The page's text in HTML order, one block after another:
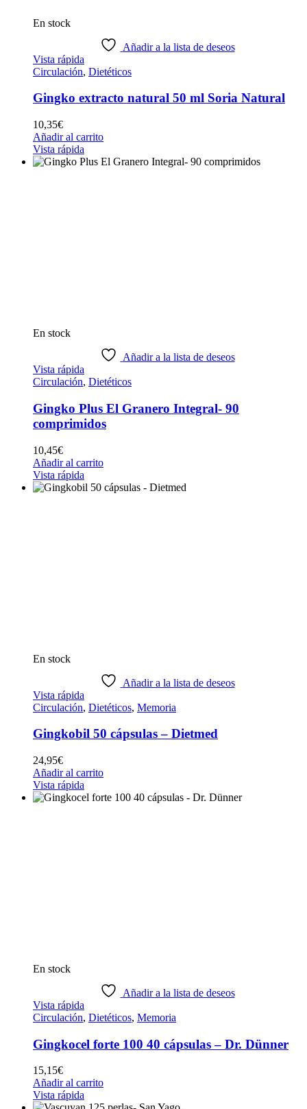
En stock
Añadir a la lista de deseos
Vista rápida
Circulación, Dietéticos
Gingko extracto natural 50 ml Soria Natural
10,35€
Añadir al carrito
Vista rápida
En stock
Añadir a la lista de deseos
Vista rápida
Circulación, Dietéticos
Gingko Plus El Granero Integral- 90
comprimidos
10,45€
Añadir al carrito
Vista rápida
En stock
Añadir a la lista de deseos
Vista rápida
Circulación, Dietéticos, Memoria
Gingkobil 50 cápsulas – Dietmed
24,95€
Añadir al carrito
Vista rápida
En stock
Añadir a la lista de deseos
Vista rápida
Circulación, Dietéticos, Memoria
Gingkocel forte 100 40 cápsulas – Dr. Dünner
15,15€
Añadir al carrito
Vista rápida